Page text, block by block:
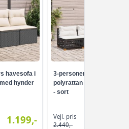
havesofa i
hynder
1.199,-
3-personers havesofa i
polyrattan med hynder
- sort
Vejl. pris
2.440,-